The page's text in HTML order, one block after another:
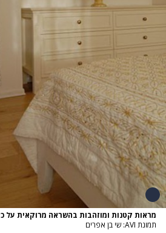
מראות קטנות ומוזהבות בהשראה מרוקאית על
תמונת AVI: שי בן אפרים